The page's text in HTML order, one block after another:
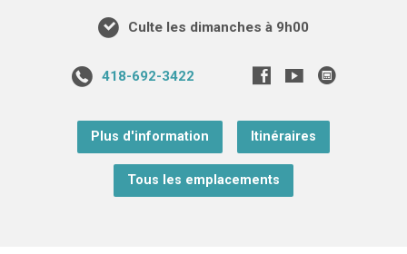
Culte les dimanches à 9h00
418-692-3422
Plus d'information Itinéraires
Tous les emplacements